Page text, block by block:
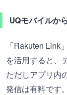
UQモバイルか
「Rakuten Link
を活用すると、
ただしアプリ内
発信は有料です。